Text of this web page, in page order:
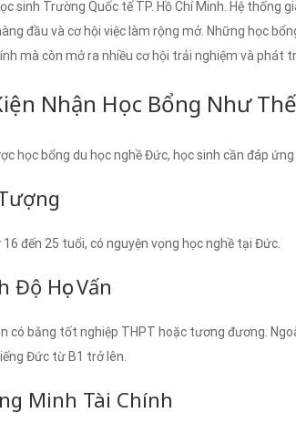
sinh Trường Quốc tế TP. Hồ Chí Minh. Hệ thống
đầu và cơ hội việc làm rộng mở. Những học
mà còn mở ra nhiều cơ hội trải nghiệm và phát
Nhận Học Bổng Như
học bổng du học nghề Đức, học sinh cần đáp
16 đến 25 tuổi, có nguyện vọng học nghề tại Đức.
Độ Học Vấn
có bằng tốt nghiệp THPT hoặc tương đương.
Đức từ B1 trở lên.
Minh Tài Chính